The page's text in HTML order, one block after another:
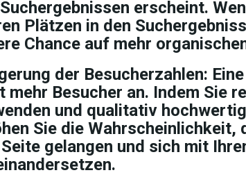
erscheint.
Plätzen in den
Chance auf mehr
der Besucherzahlen:
mehr Besucher an. Indem Sie
und qualitativ
Sie die Wahrscheinlichkeit,
gelangen und sich mit